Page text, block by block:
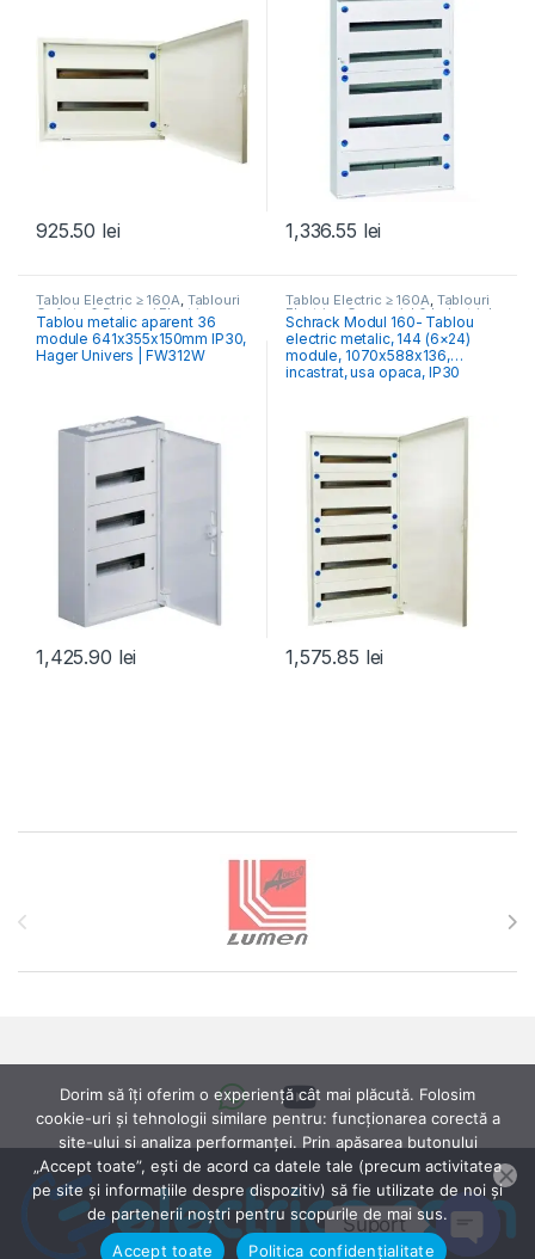
925.50 lei 1,336.55 lei
Tablou Electric ≥ 160A, Tablouri
Cofrete & Dulapuri Electrice
Tablouri Electrice Comercial &
Industrial
Tablou metalic aparent 36
module 641x355x150mm IP30,
Hager Univers | FW312W
1,425.90 lei
Tablou Electric ≥ 160A, Tablouri
Electrice Comercial & Industrial
Schrack Modul 160- Tablou
electric metalic, 144 (6×24)
module, 1070x588x136,
incastrat, usa opaca, IP30
1,575.85 lei
Dorim să îți oferim o experiență cât mai plăcută. Folosim
cookie-uri și tehnologii similare pentru: funcționarea corectă a
site-ului si analiza performanței. Prin apăsarea butonului
„Accept toate”, ești de acord ca datele tale (precum activitatea
pe site și informațiile despre dispozitiv) să fie utilizate de noi și
de partenerii noștri pentru scopurile de mai sus.
Accept toate
Politica confidențialitate
Suport